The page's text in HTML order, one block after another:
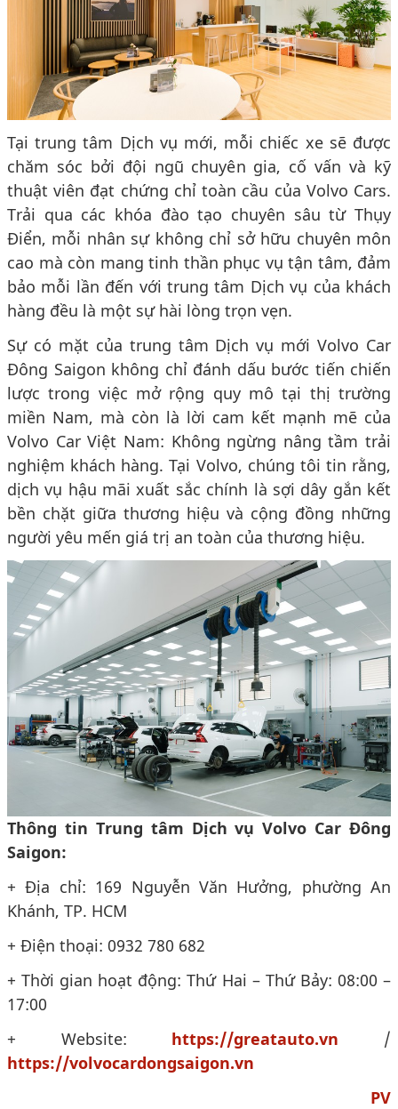
Tại trung tâm Dịch vụ mới, mỗi chiếc xe sẽ được
chăm sóc bởi đội ngũ chuyên gia, cố vấn và kỹ
thuật viên đạt chứng chỉ toàn cầu của Volvo Cars.
Trải qua các khóa đào tạo chuyên sâu từ Thụy
Điển, mỗi nhân sự không chỉ sở hữu chuyên môn
cao mà còn mang tinh thần phục vụ tận tâm, đảm
bảo mỗi lần đến với trung tâm Dịch vụ của khách
hàng đều là một sự hài lòng trọn vẹn.
Sự có mặt của trung tâm Dịch vụ mới Volvo Car
Đông Saigon không chỉ đánh dấu bước tiến chiến
lược trong việc mở rộng quy mô tại thị trường
miền Nam, mà còn là lời cam kết mạnh mẽ của
Volvo Car Việt Nam: Không ngừng nâng tầm trải
nghiệm khách hàng. Tại Volvo, chúng tôi tin rằng,
dịch vụ hậu mãi xuất sắc chính là sợi dây gắn kết
bền chặt giữa thương hiệu và cộng đồng những
người yêu mến giá trị an toàn của thương hiệu.
Thông tin Trung tâm Dịch vụ Volvo Car Đông
Saigon:
+ Địa chỉ: 169 Nguyễn Văn Hưởng, phường An
Khánh, TP. HCM
+ Điện thoại: 0932 780 682
+ Thời gian hoạt động: Thứ Hai – Thứ Bảy: 08:00 –
17:00
+ Website: https://greatauto.vn /
https://volvocardongsaigon.vn
PV